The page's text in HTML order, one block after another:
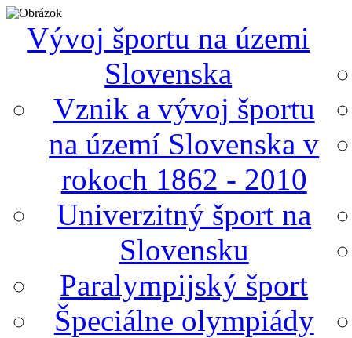
Vývoj športu na územi
Slovenska
Vznik a vývoj športu
na území Slovenska v
rokoch 1862 - 2010
Univerzitný šport na
Slovensku
Paralympijský šport
Špeciálne olympiády